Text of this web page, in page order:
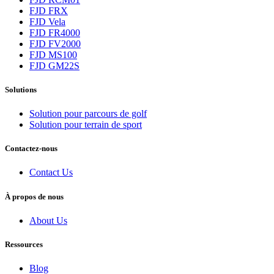
Taille
Sources prises en charge
Accéléromètre
Capteur de gravité
Boussole électronique
Interface d'alimentation
FJD FRX
FJD Vela
FJD FR4000
FJD FV2000
FJD MS100
FJD GM22S
Solutions
Solution pour parcours de golf
Solution pour terrain de sport
Contactez-nous
Contact Us
À propos de nous
About Us
Ressources
Blog